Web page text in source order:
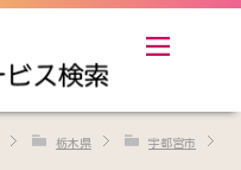
栃木県 宇都宮市